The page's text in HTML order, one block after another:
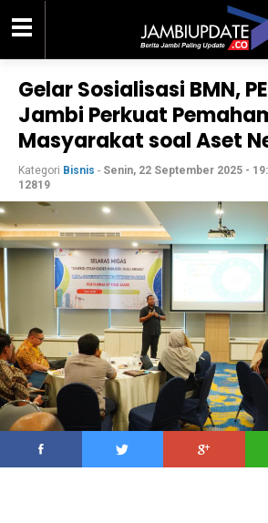
Gelar Sosialisasi BMN,
Jambi Perkuat
Masyarakat soal Aset
Kategori Bisnis - Senin, 22 September 2025 -
12819